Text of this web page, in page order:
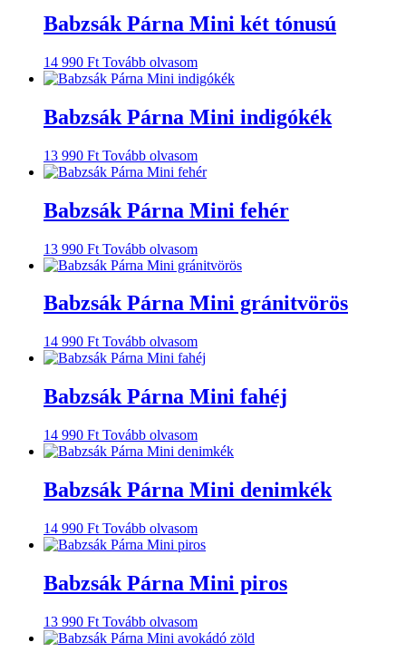
Babzsák Párna Mini két tónusú
14 990 Ft Tovább olvasom
Babzsák Párna Mini indigókék
13 990 Ft Tovább olvasom
Babzsák Párna Mini fehér
13 990 Ft Tovább olvasom
Babzsák Párna Mini gránitvörös
14 990 Ft Tovább olvasom
Babzsák Párna Mini fahéj
14 990 Ft Tovább olvasom
Babzsák Párna Mini denimkék
14 990 Ft Tovább olvasom
Babzsák Párna Mini piros
13 990 Ft Tovább olvasom